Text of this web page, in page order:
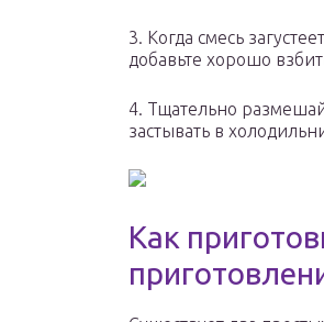
3. Когда смесь
добавьте хорошо
4. Тщательно
застывать в
Как